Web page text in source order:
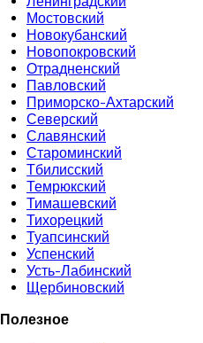
Мостовский
Новокубанский
Новопокровский
Отрадненский
Павловский
Приморско-Ахтарский
Северский
Славянский
Староминский
Тбилисский
Темрюкский
Тимашевский
Тихорецкий
Туапсинский
Успенский
Усть-Лабинский
Щербиновский
Полезное